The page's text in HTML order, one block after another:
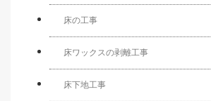
床の工事
床ワックスの剥離工事
床下地工事